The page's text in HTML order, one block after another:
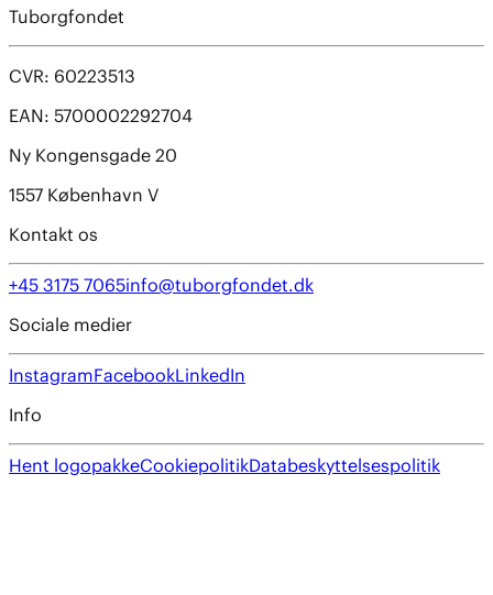
Tuborgfondet
CVR: 60223513
EAN: 5700002292704
Ny Kongensgade 20
1557 København V
Kontakt os
+45 3175 7065info@tuborgfondet.dk
Sociale medier
InstagramFacebookLinkedIn
Info
Hent logopakkeCookiepolitikDatabeskyttelsespolitik